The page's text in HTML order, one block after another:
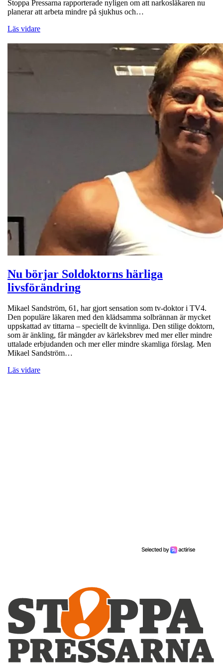
Stoppa Pressarna rapporterade nyligen om att narkosläkaren nu
planerar att arbeta mindre på sjukhus och…
Läs vidare
Nu börjar Soldoktorns härliga
livsförändring
Mikael Sandström, 61, har gjort sensation som tv-doktor i TV4.
Den populäre läkaren med den klädsamma solbrännan är mycket
uppskattad av tittarna – speciellt de kvinnliga. Den stilige doktorn,
som är änkling, får mängder av kärleksbrev med mer eller mindre
uttalade erbjudanden och mer eller mindre skamliga förslag. Men
Mikael Sandström…
Läs vidare